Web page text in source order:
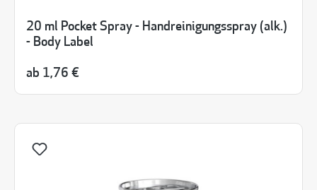
20 ml Pocket Spray - Handreinigungsspray (alk.)
- Body Label
ab 1,76 €